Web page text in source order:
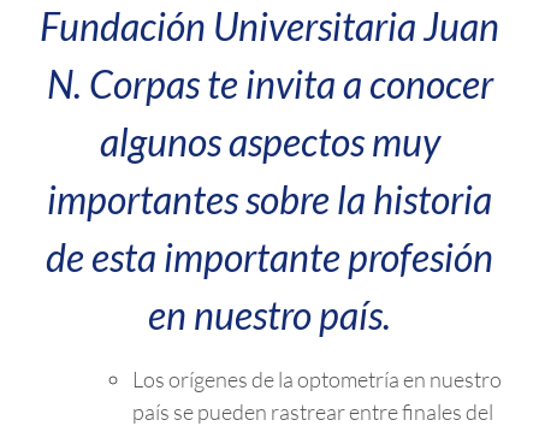
Fundación Universitaria Juan
N. Corpas te invita a conocer
algunos aspectos muy
importantes sobre la historia
de esta importante profesión
en nuestro país.
Los orígenes de la optometría en nuestro
país se pueden rastrear entre finales del